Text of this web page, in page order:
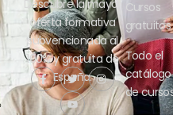
Descubre la mayor
oferta formativa
subvencionada al
100% y gratuita de
España.
Cursos
gratuitos
Todo el
catálogo
de